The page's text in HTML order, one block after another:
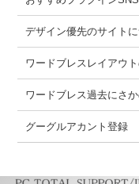
デザイン優先のサイト
ワードブレスレイアウ
ワードブレス過去にさ
グーグルアカント登録